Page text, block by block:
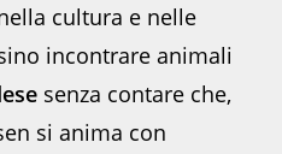
cultura e nelle
incontrare animali
senza contare che,
si anima con